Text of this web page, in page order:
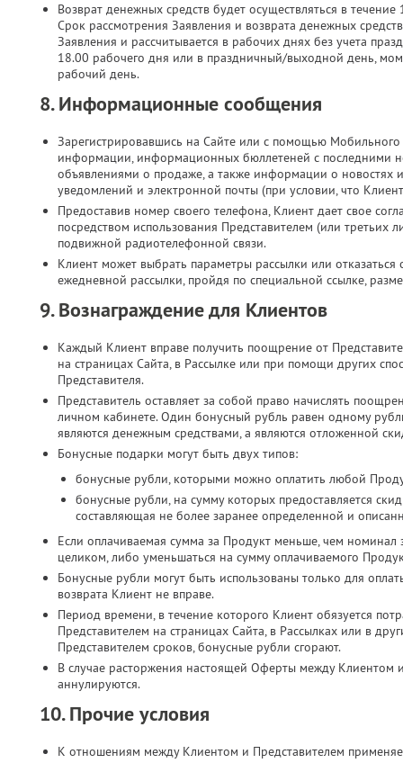
Возврат денежных средств будет осуществляться в
Срок рассмотрения Заявления и возврата денежных
Заявления и рассчитывается в рабочих днях без учета
18.00 рабочего дня или в праздничный/выходной день,
рабочий день.
8. Информационные сообщения
Зарегистрировавшись на Сайте или с помощью
информации, информационных бюллетеней с последними
объявлениями о продаже, а также информации о новостях
уведомлений и электронной почты (при условии, что
Предоставив номер своего телефона, Клиент дает свое
посредством использования Представителем (или
подвижной радиотелефонной связи.​
Клиент может выбрать параметры рассылки или
ежедневной рассылки, пройдя по специальной ссылке,
9. Вознаграждение для Клиентов
Каждый Клиент вправе получить поощрение от
на страницах Сайта, в Рассылке или при помощи других
Представителя.
Представитель оставляет за собой право начислять
личном кабинете. Один бонусный рубль равен одному
являются денежным средствами, а являются отложенной
Бонусные подарки могут быть двух типов:
бонусные рубли, которыми можно оплатить любой
бонусные рубли, на сумму которых предоставляется
составляющая не более заранее определенной и
Если оплачиваемая сумма за Продукт меньше, чем
целиком, либо уменьшаться на сумму оплачиваемого
Бонусные рубли могут быть использованы только для
возврата Клиент не вправе.
Период времени, в течение которого Клиент обязуется
Представителем на страницах Сайта, в Рассылках или в
Представителем сроков, бонусные рубли сгорают.
В случае расторжения настоящей Оферты между Клиентом
аннулируются.
10. Прочие условия
К отношениям между Клиентом и Представителем